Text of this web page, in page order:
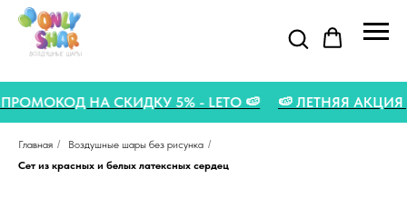
🍉 ПРОМОКОД НА СКИДКУ 5% - LETO 🍉 🍉 ЛЕТНЯЯ
Главная / Воздушные шары без рисунка /
Сет из красных и белых латексных сердец